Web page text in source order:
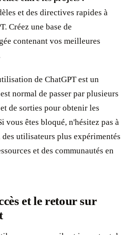
et des directives rapides à
Créez une base de
contenant vos meilleures
de ChatGPT est un
normal de passer par plusieurs
de sorties pour obtenir les
vous êtes bloqué, n'hésitez pas à
des utilisateurs plus expérimentés
et des communautés en
et le retour sur